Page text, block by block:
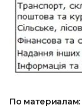
По материалам: